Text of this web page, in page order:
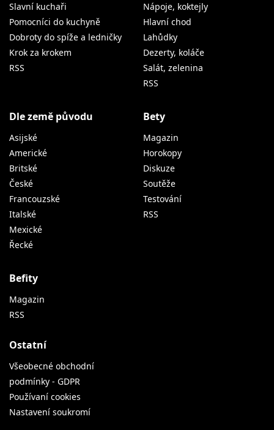
Slavní kuchaři
Pomocníci do kuchyně
Dobroty do spíže a ledničky
Krok za krokem
RSS
Nápoje, koktejly
Hlavní chod
Lahůdky
Dezerty, koláče
Salát, zelenina
RSS
Dle země původu
Asijské
Americké
Britské
České
Francouzské
Italské
Mexické
Řecké
Bety
Magazin
Horokopy
Diskuze
Soutěže
Testování
RSS
Befity
Magazin
RSS
Ostatní
Všeobecné obchodní
podmínky - GDPR
Používaní cookies
Nastavení soukromí